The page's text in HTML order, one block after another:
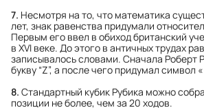
7. Несмотря на то, что математика
лет, знак равенства придумали
Первым его ввел в обиход британский
в XVI веке. До этого в античных трудах
записывалось словами. Сначала Роберт
букву “Z”, а после чего придумал символ
8. Стандартный кубик Рубика можно
позиции не более, чем за 20 ходов.